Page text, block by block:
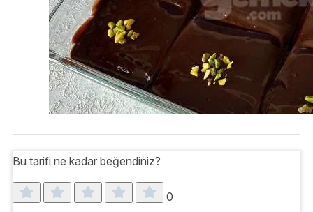
Bu tarifi ne kadar beğendiniz?
0